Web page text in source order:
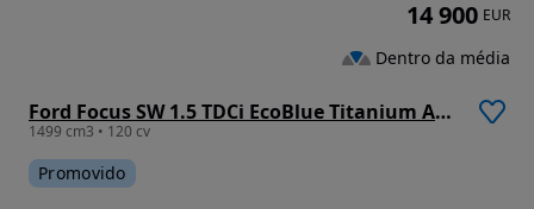
Ford Focus SW 1.5 TDCi EcoBlue Titanium Aut.
1499 cm3 • 120 cv
Promovido
14 900 EUR
Dentro da média